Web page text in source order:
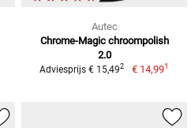
Autec
Chrome-Magic chroompolish
2.0
Adviesprijs € 15,492 € 14,991